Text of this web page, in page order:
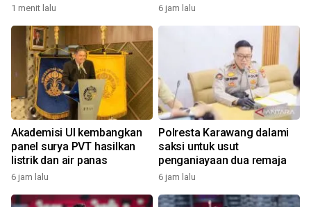
1 menit lalu 6 jam lalu
Akademisi UI kembangkan
panel surya PVT hasilkan
listrik dan air panas
6 jam lalu
Polresta Karawang dalami
saksi untuk usut
penganiayaan dua remaja
6 jam lalu